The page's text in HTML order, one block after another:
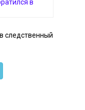
следственный